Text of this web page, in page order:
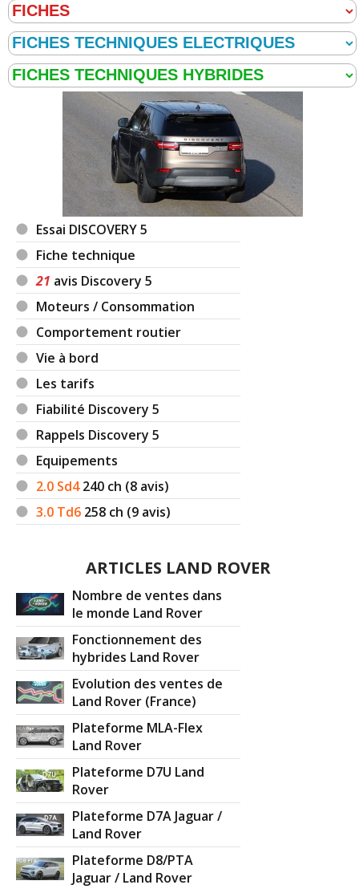
Essai DISCOVERY 5
Fiche technique
21 avis Discovery 5
Moteurs / Consommation
Comportement routier
Vie à bord
Les tarifs
Fiabilité Discovery 5
Rappels Discovery 5
Equipements
2.0 Sd4240 ch (8 avis)
3.0 Td6 258 ch (9 avis)
ARTICLES LAND ROVER
Nombre de ventes dans
le monde Land Rover
Fonctionnement des
hybrides Land Rover
Evolution des ventes de
Land Rover (France)
Plateforme MLA-Flex
Land Rover
Plateforme D7U Land
Rover
Plateforme D7A Jaguar /
Land Rover
Plateforme D8/PTA
Jaguar / Land Rover